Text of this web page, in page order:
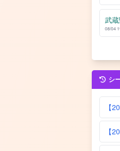
武
08/04
シ
【
【